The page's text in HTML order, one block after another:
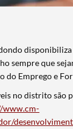
disponibiliza
sempre que
do Emprego e
no distrito são
www.cm-